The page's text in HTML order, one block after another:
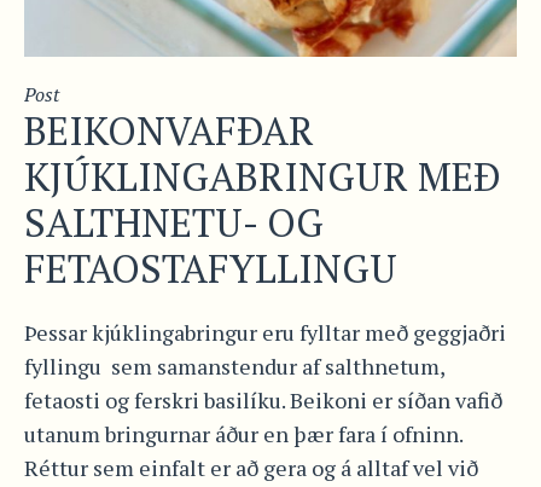
Post
BEIKONVAFÐAR
KJÚKLINGABRINGUR MEÐ
SALTHNETU- OG
FETAOSTAFYLLINGU
Þessar kjúklingabringur eru fylltar með geggjaðri
fyllingu sem samanstendur af salthnetum,
fetaosti og ferskri basilíku. Beikoni er síðan vafið
utanum bringurnar áður en þær fara í ofninn.
Réttur sem einfalt er að gera og á alltaf vel við